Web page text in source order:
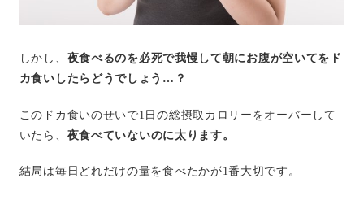
しかし、 夜食べるのを必死で我慢して朝にお腹が空いてをド
カ食いしたらどうでしょう…？
このドカ食いのせいで1日の総摂取カロリーをオーバーして
いたら、 夜食べていないのに太ります。
結局は毎日どれだけの量を食べたかが1番大切です。